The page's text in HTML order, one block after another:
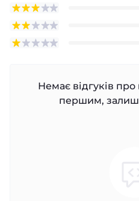
Немає відгуків про
першим,